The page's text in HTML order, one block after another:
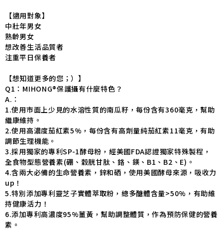
【適用對象】
中壯年男女
熟齡男女
想改善生活品質者
注重平日保養者
【想知道更多的您；）】
Q1：MIHONG®保護攝有什麼特色？
A.：
1.使用市面上少見的水溶性質的南瓜籽，每份含有360毫克，幫助
繼康維持。
2.使用高濃度茄紅素5%，每份含有高劑量純茄紅素11毫克，有助
調節生理機能。
3.採用獨家的專利SP-1酵母粉，經美國FDA認證獨家特殊製程，
全食物型態營養素(硼、穀胱甘肽、鉻、鎂、B1、B2、E)。
4.含兩大必備的生命營養素，鋅和硒，使用美國酵母來源，吸收力
up！
5.特別添加專利靈芝子實體萃取粉，總多醣體含量>50%，有助維
持健康活力！
6.添加專利高濃度95%薑黃，幫助調整體質，作為預防保健的營養
素。